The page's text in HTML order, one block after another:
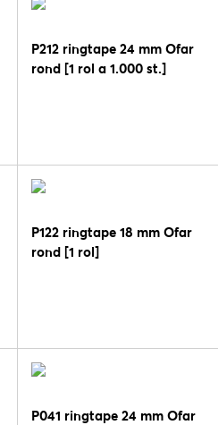
P212 ringtape 24 mm Ofar
rond [1 rol a 1.000 st.]
P122 ringtape 18 mm Ofar
rond [1 rol]
P041 ringtape 24 mm Ofar